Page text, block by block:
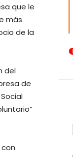
que le
más
de la
del
de